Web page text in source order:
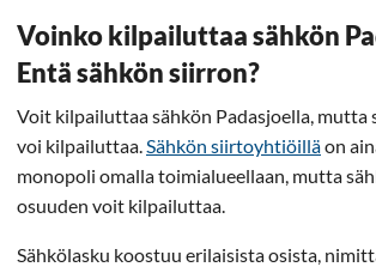
Voinko kilpailuttaa sähkön
Entä sähkön siirron?
Voit kilpailuttaa sähkön Padasjoella, mutta
voi kilpailuttaa.Sähkön siirtoyhtiöilläon
monopoli omalla toimialueellaan, mutta
osuuden voit kilpailuttaa.
Sähkölasku koostuu erilaisista osista,